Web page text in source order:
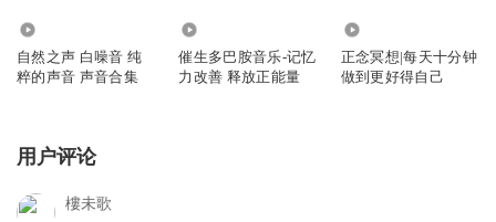
自然之声 白噪音 纯
粹的声音 声音合集
催生多巴胺音乐-记忆
力改善 释放正能量
正念冥想|每天十分钟
做到更好得自己
用户评论
樓未歌